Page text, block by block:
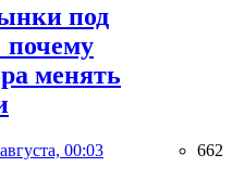
под
почему
менять
00:03 662